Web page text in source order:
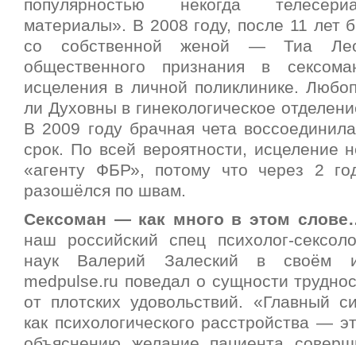
популярностью некогда
материалы». В 2008 году, после 11 лет
со собственной женой — Тиа
общественного признания в
исцеления в личной поликлинике.
ли Духовны в гинекологическое
В 2009 году брачная чета
срок. По всей вероятности, исцеление
«агенту ФБР», потому что через 2
разошёлся по швам.
Сексоман — как много в этом
наш российский спец психолог-
наук Валерий Залеский в своём
medpulse.ru поведал о сущности
от плотских удовольствий. «Главный
как психологического расстройства —